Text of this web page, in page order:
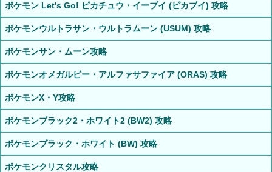
ポケモン Let's Go! ピカチュウ・イーブイ (ピカブイ) 攻略
ポケモンウルトラサン・ウルトラムーン (USUM) 攻略
ポケモンサン・ムーン攻略
ポケモンオメガルビー・アルファサファイア (ORAS) 攻略
ポケモンX・Y攻略
ポケモンブラック2・ホワイト2 (BW2) 攻略
ポケモンブラック・ホワイト (BW) 攻略
ポケモンクリスタル攻略